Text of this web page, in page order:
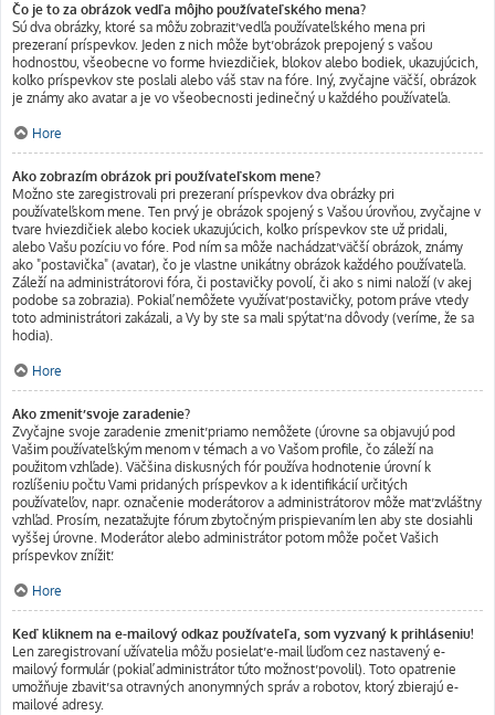
Čo je to za obrázok vedľa môjho používateľského mena?
Sú dva obrázky, ktoré sa môžu zobraziť vedľa používateľského mena pri
prezeraní príspevkov. Jeden z nich môže byť obrázok prepojený s vašou
hodnosťou, všeobecne vo forme hviezdičiek, blokov alebo bodiek, ukazujúcich,
koľko príspevkov ste poslali alebo váš stav na fóre. Iný, zvyčajne väčší, obrázok
je známy ako avatar a je vo všeobecnosti jedinečný u každého používateľa.
Hore
Ako zobrazím obrázok pri používateľskom mene?
Možno ste zaregistrovali pri prezeraní príspevkov dva obrázky pri
používateľskom mene. Ten prvý je obrázok spojený s Vašou úrovňou, zvyčajne v
tvare hviezdičiek alebo kociek ukazujúcich, koľko príspevkov ste už pridali,
alebo Vašu pozíciu vo fóre. Pod ním sa môže nachádzať väčší obrázok, známy
ako "postavička" (avatar), čo je vlastne unikátny obrázok každého používateľa.
Záleží na administrátorovi fóra, či postavičky povolí, či ako s nimi naloží (v akej
podobe sa zobrazia). Pokiaľ nemôžete využívať postavičky, potom práve vtedy
toto administrátori zakázali, a Vy by ste sa mali spýtať na dôvody (veríme, že sa
hodia).
Hore
Ako zmeniť svoje zaradenie?
Zvyčajne svoje zaradenie zmeniť priamo nemôžete (úrovne sa objavujú pod
Vašim používateľským menom v témach a vo Vašom profile, čo záleží na
použitom vzhľade). Väčšina diskusných fór používa hodnotenie úrovní k
rozlíšeniu počtu Vami pridaných príspevkov a k identifikácií určitých
používateľov, napr. označenie moderátorov a administrátorov môže mať zvláštny
vzhľad. Prosím, nezaťažujte fórum zbytočným prispievaním len aby ste dosiahli
vyššej úrovne. Moderátor alebo administrátor potom môže počet Vašich
príspevkov znížiť.
Hore
Keď kliknem na e-mailový odkaz používateľa, som vyzvaný k prihláseniu!
Len zaregistrovaní užívatelia môžu posielať e-mail ľuďom cez nastavený e-
mailový formulár (pokiaľ administrátor túto možnosť povolil). Toto opatrenie
umožňuje zbaviť sa otravných anonymných správ a robotov, ktorý zbierajú e-
mailové adresy.